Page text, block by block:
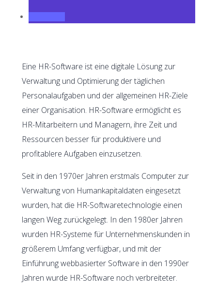
Eine HR-Software ist eine digitale Lösung zur
Verwaltung und Optimierung der täglichen
Personalaufgaben und der allgemeinen HR-Ziele
einer Organisation. HR-Software ermöglicht es
HR-Mitarbeitern und Managern, ihre Zeit und
Ressourcen besser für produktivere und
profitablere Aufgaben einzusetzen.
Seit in den 1970er Jahren erstmals Computer zur
Verwaltung von Humankapitaldaten eingesetzt
wurden, hat die HR-Softwaretechnologie einen
langen Weg zurückgelegt. In den 1980er Jahren
wurden HR-Systeme für Unternehmenskunden in
größerem Umfang verfügbar, und mit der
Einführung webbasierter Software in den 1990er
Jahren wurde HR-Software noch verbreiteter.